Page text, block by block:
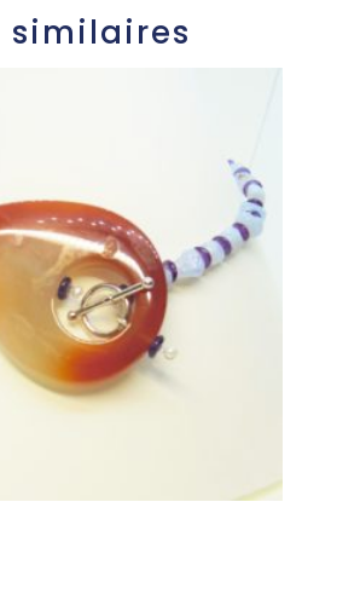
similaires